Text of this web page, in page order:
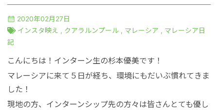
2020年02月27日
インスタ映え , クアラルンプール , マレーシア , マレーシア日
記
こんにちは！インターン生の杉本優美です！
マレーシアに来て５ 日が経ち、環境にもだいぶ慣れてきま
した！
現地の方、インターンシップ先の方々は皆さんとても優し
アイランド
ーシア国外
パッケージ
ーシア
ガポール
ボジア